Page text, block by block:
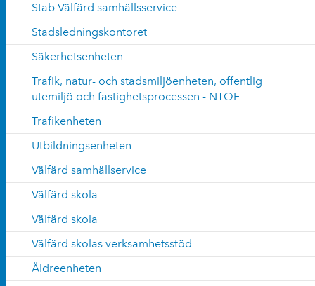
Stab Välfärd samhällsservice
Stadsledningskontoret
Säkerhetsenheten
Trafik, natur- och stadsmiljöenheten, offentlig
utemiljö och fastighetsprocessen - NTOF
Trafikenheten
Utbildningsenheten
Välfärd samhällservice
Välfärd skola
Välfärd skola
Välfärd skolas verksamhetsstöd
Äldreenheten